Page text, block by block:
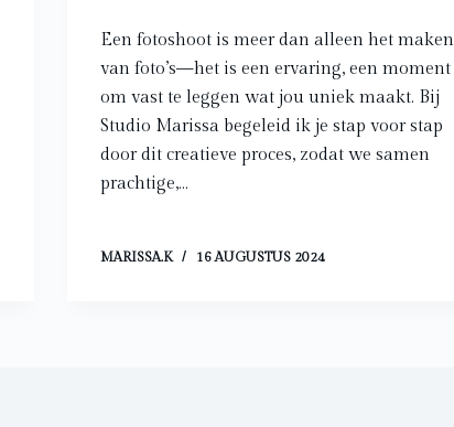
Een fotoshoot is meer dan alleen het maken
van foto’s—het is een ervaring, een moment
om vast te leggen wat jou uniek maakt. Bij
Studio Marissa begeleid ik je stap voor stap
door dit creatieve proces, zodat we samen
prachtige,…
MARISSA.K 16 AUGUSTUS 2024